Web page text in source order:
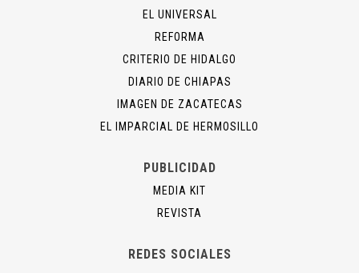
EL UNIVERSAL
REFORMA
CRITERIO DE HIDALGO
DIARIO DE CHIAPAS
IMAGEN DE ZACATECAS
EL IMPARCIAL DE HERMOSILLO
PUBLICIDAD
MEDIA KIT
REVISTA
REDES SOCIALES